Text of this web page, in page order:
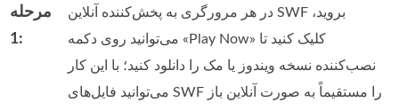
مرحله
1:
در هر مرورگری به پخش‌کننده آنلاین SWF بروید،
می‌توانید روی دکمه «Play Now» کلیک کنید تا
نصب‌کننده نسخه ویندوز یا مک را دانلود کنید؛ با این کار
می‌توانید فایل‌های SWF را مستقیماً به صورت آنلاین باز